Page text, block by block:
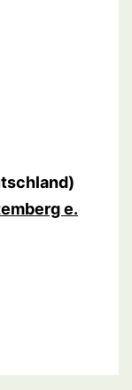
e.